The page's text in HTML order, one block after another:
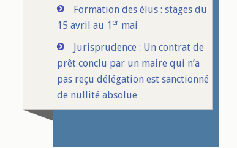
Formation des élus : stages du
15 avril au 1 er mai
Jurisprudence : Un contrat de
prêt conclu par un maire qui n’a
pas reçu délégation est sanctionné
de nullité absolue